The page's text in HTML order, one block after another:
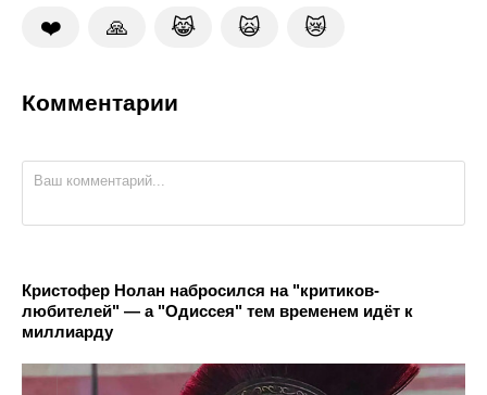
❤️ 🙏 😹 🙀 😿
Комментарии
Кристофер Нолан набросился на "критиков-
любителей" — а "Одиссея" тем временем идёт к
миллиарду